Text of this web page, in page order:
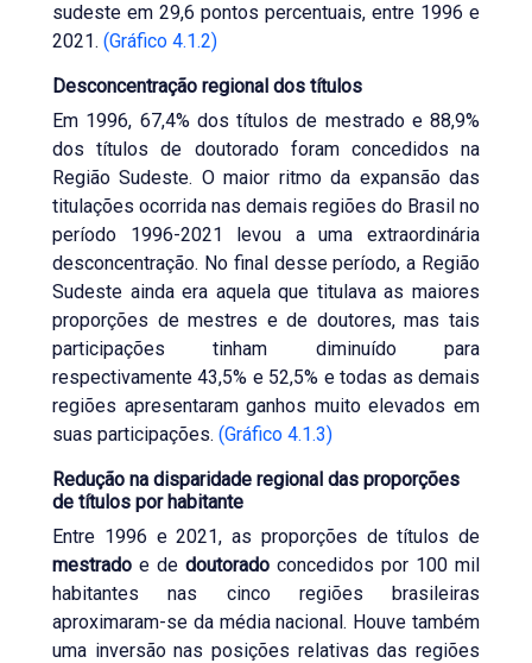
sudeste em 29,6 pontos percentuais, entre 1996 e
2021. (Gráfico 4.1.2)
Desconcentração regional dos títulos
Em 1996, 67,4% dos títulos de mestrado e 88,9%
dos títulos de doutorado foram concedidos na
Região Sudeste. O maior ritmo da expansão das
titulações ocorrida nas demais regiões do Brasil no
período 1996-2021 levou a uma extraordinária
desconcentração. No final desse período, a Região
Sudeste ainda era aquela que titulava as maiores
proporções de mestres e de doutores, mas tais
participações tinham diminuído para
respectivamente 43,5% e 52,5% e todas as demais
regiões apresentaram ganhos muito elevados em
suas participações. (Gráfico 4.1.3)
Redução na disparidade regional das proporções
de títulos por habitante
Entre 1996 e 2021, as proporções de títulos de
mestrado e de doutorado concedidos por 100 mil
habitantes nas cinco regiões brasileiras
aproximaram-se da média nacional. Houve também
uma inversão nas posições relativas das regiões